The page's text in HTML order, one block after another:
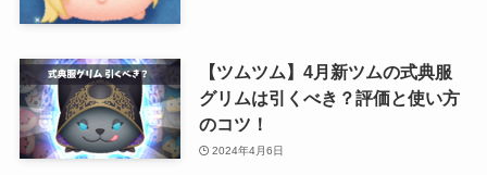
【ツムツム】4月新ツムの式典服
グリムは引くべき？評価と使い方
のコツ！
2024年4月6日